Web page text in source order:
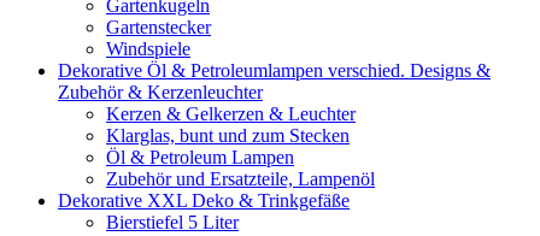
Gartenkugeln
Gartenstecker
Windspiele
Dekorative Öl & Petroleumlampen verschied. Designs &
Zubehör & Kerzenleuchter
Kerzen & Gelkerzen & Leuchter
Klarglas, bunt und zum Stecken
Öl & Petroleum Lampen
Zubehör und Ersatzteile, Lampenöl
Dekorative XXL Deko & Trinkgefäße
Bierstiefel 5 Liter